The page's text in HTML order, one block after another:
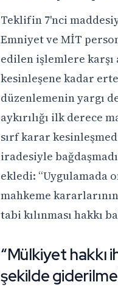
Teklifin 7'nci
Emniyet ve MİT
edilen işlemlere
kesinleşene kadar
düzenlemenin yargı
aykırılığı ilk derece
sırf karar
iradesiyle
ekledi: “Uygulamada
mahkeme
tabi kılınması hakkı
“Mülkiyet hakkı
şekilde